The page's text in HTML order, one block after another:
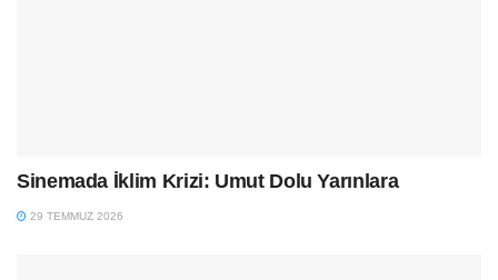
Sinemada İklim Krizi: Umut Dolu Yarınlara
29 TEMMUZ 2026